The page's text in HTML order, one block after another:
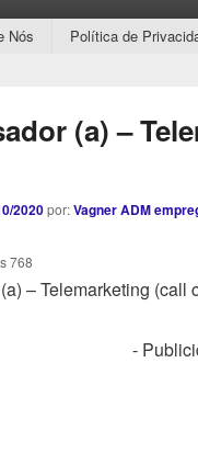
Nós Política de
(a) –
2020por:Vagner ADM
768
– Telemarketing (call
-